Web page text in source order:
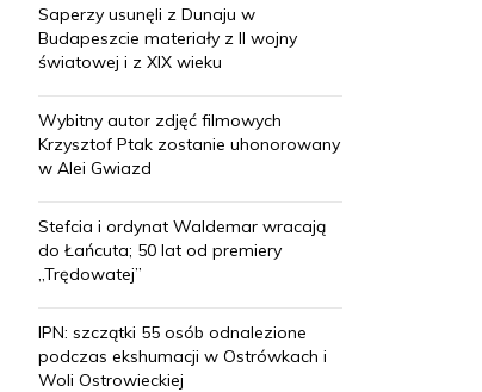
Saperzy usunęli z Dunaju w
Budapeszcie materiały z II wojny
światowej i z XIX wieku
Wybitny autor zdjęć filmowych
Krzysztof Ptak zostanie uhonorowany
w Alei Gwiazd
Stefcia i ordynat Waldemar wracają
do Łańcuta; 50 lat od premiery
„Trędowatej”
IPN: szczątki 55 osób odnalezione
podczas ekshumacji w Ostrówkach i
Woli Ostrowieckiej